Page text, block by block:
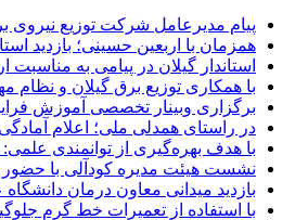
پیام مدیرعامل شركت توزیع نیروی
همزمان با اربعین حسینی؛ بازدید
استاندار گیلان در پیامی به
با همکاری توزیع برق گیلان و
برگزاری وبینار تخصصی آموزش
در راستای همدلی ملی؛ اعلام
با هدف بهره‌گیری از توانمندی
نشست هیئت مدیره کودآلی با حضور
بازدید میدانی معاون درمان
با استفاده از تعمیرات خط گرم جلوگیری بیش از ۱۹ درصدی از اعمال